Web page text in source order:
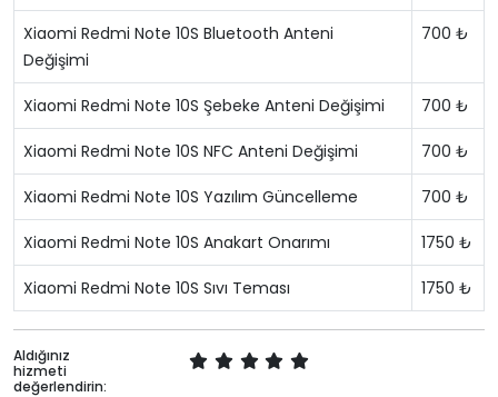
Xiaomi Redmi Note 10S Bluetooth Anteni
Değişimi
700 ₺
Xiaomi Redmi Note 10S Şebeke Anteni Değişimi 700 ₺
Xiaomi Redmi Note 10S NFC Anteni Değişimi 700 ₺
Xiaomi Redmi Note 10S Yazılım Güncelleme 700 ₺
Xiaomi Redmi Note 10S Anakart Onarımı 1750 ₺
Xiaomi Redmi Note 10S Sıvı Teması 1750 ₺
Aldığınız
hizmeti
değerlendirin: